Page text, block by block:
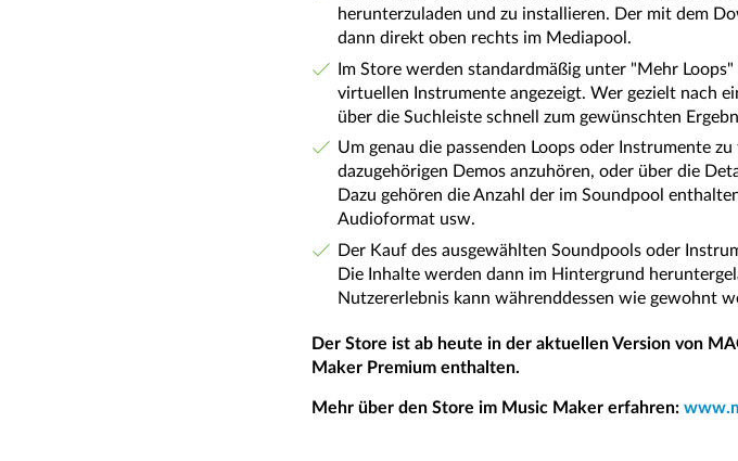
herunterzuladen und zu installieren. Der mit dem
dann direkt oben rechts im Mediapool.
Im Store werden standardmäßig unter "Mehr
virtuellen Instrumente angezeigt. Wer gezielt nach
über die Suchleiste schnell zum gewünschten
Um genau die passenden Loops oder Instrumente
dazugehörigen Demos anzuhören, oder über die
Dazu gehören die Anzahl der im Soundpool
Audioformat usw.
Der Kauf des ausgewählten Soundpools oder
Die Inhalte werden dann im Hintergrund
Nutzererlebnis kann währenddessen wie gewohnt
Der Store ist ab heute in der aktuellen Version von
Maker Premium enthalten.
Mehr über den Store im Music Maker erfahren: